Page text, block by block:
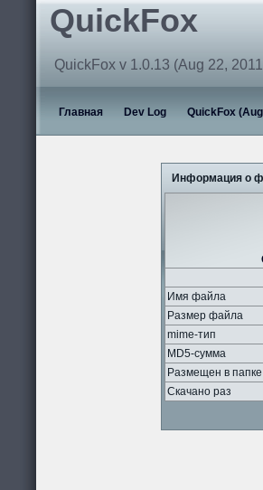
QuickFox
QuickFox v 1.0.13 (Aug 22,
Главная Dev Log QuickFox
Информация о
Имя файла
Размер файла
mime-тип
MD5-сумма
Размещен в папке
Скачано раз